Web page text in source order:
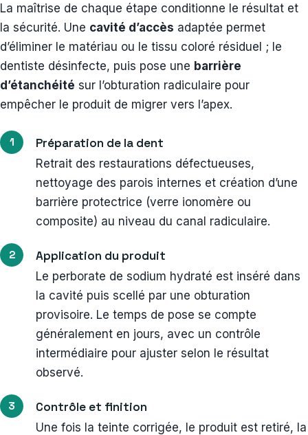
La maîtrise de chaque étape conditionne le résultat et
la sécurité. Une cavité d’accès adaptée permet
d’éliminer le matériau ou le tissu coloré résiduel ; le
dentiste désinfecte, puis pose une barrière
d’étanchéité sur l’obturation radiculaire pour
empêcher le produit de migrer vers l’apex.
Préparation de la dent
Retrait des restaurations défectueuses,
nettoyage des parois internes et création d’une
barrière protectrice (verre ionomère ou
composite) au niveau du canal radiculaire.
Application du produit
Le perborate de sodium hydraté est inséré dans
la cavité puis scellé par une obturation
provisoire. Le temps de pose se compte
généralement en jours, avec un contrôle
intermédiaire pour ajuster selon le résultat
observé.
Contrôle et finition
Une fois la teinte corrigée, le produit est retiré, la